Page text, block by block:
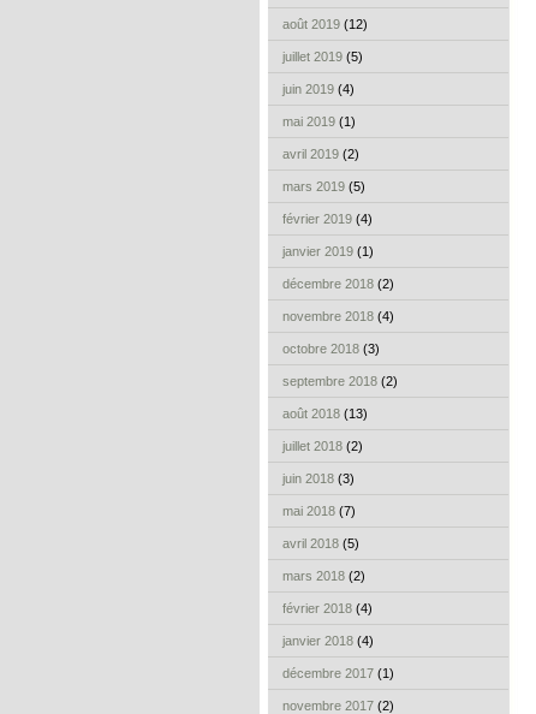
août 2019 (12)
juillet 2019 (5)
juin 2019 (4)
mai 2019 (1)
avril 2019 (2)
mars 2019 (5)
février 2019 (4)
janvier 2019 (1)
décembre 2018 (2)
novembre 2018 (4)
octobre 2018 (3)
septembre 2018 (2)
août 2018 (13)
juillet 2018 (2)
juin 2018 (3)
mai 2018 (7)
avril 2018 (5)
mars 2018 (2)
février 2018 (4)
janvier 2018 (4)
décembre 2017 (1)
novembre 2017 (2)